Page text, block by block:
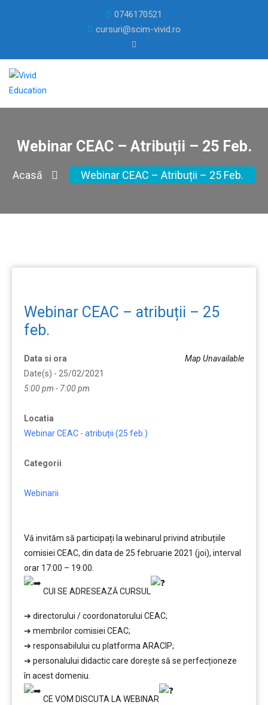
0746170521
cursuri@scim-vivid.ro
Webinar CEAC – Atribuții – 25 Feb.
Acasă Webinar CEAC – Atribuții – 25 Feb.
Webinar CEAC – atribuții – 25
feb.
Map Unavailable
Data si ora
Date(s) - 25/02/2021
5:00 pm - 7:00 pm
Locatia
Webinar CEAC - atribuții (25 feb.)
Categorii
Webinarii
Vă invităm să participați la webinarul privind atribuțiile
comisiei CEAC, din data de 25 februarie 2021 (joi), interval
orar 17:00 – 19:00.
CUI SE ADRESEAZĂ CURSUL
➔ directorului / coordonatorului CEAC;
➔ membrilor comisiei CEAC;
➔ responsabilului cu platforma ARACIP;
➔ personalului didactic care doreşte să se perfecționeze
în acest domeniu.
CE VOM DISCUTA LA WEBINAR